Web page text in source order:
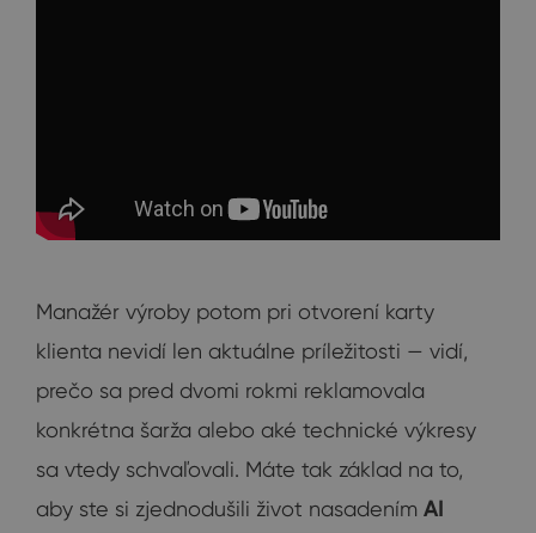
Manažér výroby potom pri otvorení karty
klienta nevidí len aktuálne príležitosti — vidí,
prečo sa pred dvomi rokmi reklamovala
konkrétna šarža alebo aké technické výkresy
sa vtedy schvaľovali. Máte tak základ na to,
aby ste si zjednodušili život nasadením AI